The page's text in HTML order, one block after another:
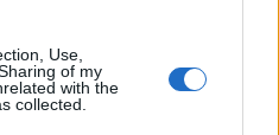
Use,
of my
with the
collected.